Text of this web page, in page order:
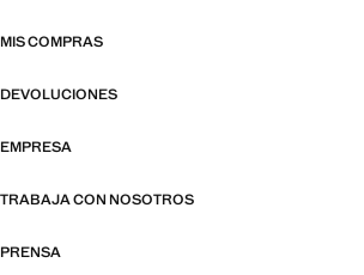
MIS COMPRAS
DEVOLUCIONES
EMPRESA
TRABAJA CON NOSOTROS
PRENSA